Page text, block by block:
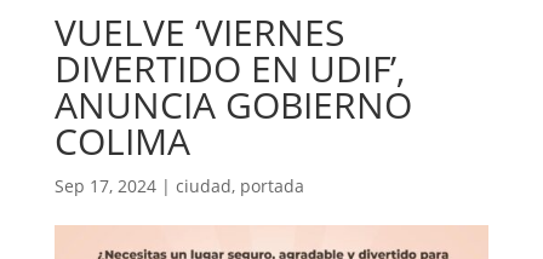
VUELVE ‘VIERNES
DIVERTIDO EN UDIF’,
ANUNCIA GOBIERNO
COLIMA
Sep 17, 2024| ciudad, portada